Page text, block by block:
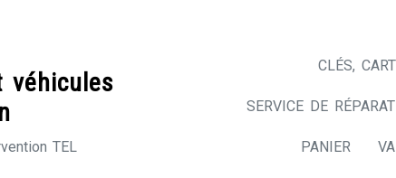
véhicules
TEL
CLÉS,
SERVICE DE
PANIER